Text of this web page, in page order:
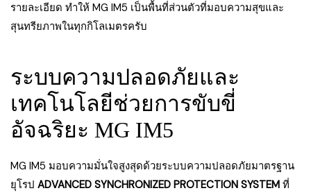
รายละเอียด ทำให้ MG IM5 เป็นพื้นที่ส่วนตัวที่มอบความสุขและ
สุนทรียภาพในทุกกิโลเมตรครับ
ระบบความปลอดภัยและ
เทคโนโลยีช่วยการขับขี่
อัจฉริยะ MG IM5
MG IM5 มอบความมั่นใจสูงสุดด้วยระบบความปลอดภัยมาตรฐาน
ยุโรป ADVANCED SYNCHRONIZED PROTECTION SYSTEM ที่